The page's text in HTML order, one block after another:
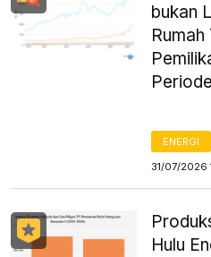
bukan
ENERGI
31/07/2026
Hulu